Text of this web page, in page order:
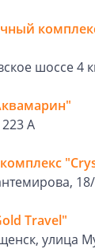
шоссе 4
А
Travel"
улица